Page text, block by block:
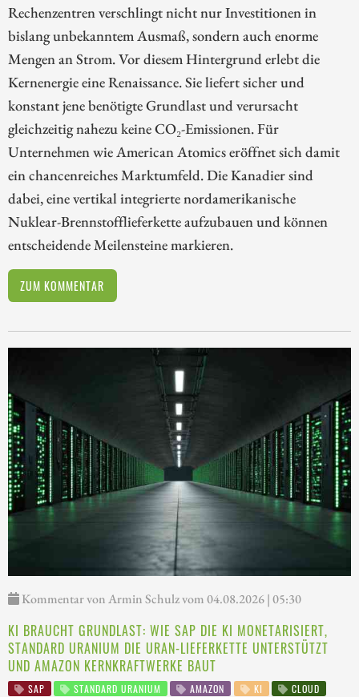
Rechenzentren verschlingt nicht nur Investitionen in
bislang unbekanntem Ausmaß, sondern auch enorme
Mengen an Strom. Vor diesem Hintergrund erlebt die
Kernenergie eine Renaissance. Sie liefert sicher und
konstant jene benötigte Grundlast und verursacht
gleichzeitig nahezu keine CO₂-Emissionen. Für
Unternehmen wie American Atomics eröffnet sich damit
ein chancenreiches Marktumfeld. Die Kanadier sind
dabei, eine vertikal integrierte nordamerikanische
Nuklear-Brennstofflieferkette aufzubauen und können
entscheidende Meilensteine markieren.
ZUM KOMMENTAR
Kommentar von Armin Schulz vom 04.08.2026 | 05:30
KI BRAUCHT GRUNDLAST: WIE SAP DIE KI MONETARISIERT,
STANDARD URANIUM DIE URAN-LIEFERKETTE UNTERSTÜTZT
UND AMAZON KERNKRAFTWERKE BAUT
SAP STANDARD URANIUM AMAZON KI
CLOUD